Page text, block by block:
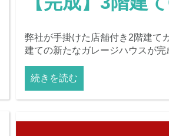
弊社が手掛けた店舗付き2階建て
建ての新たなガレージハウスが
続きを読む